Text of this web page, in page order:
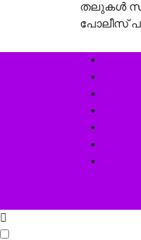
ത​ലു​ക​ള്‍
പോ​ലീ​സ്